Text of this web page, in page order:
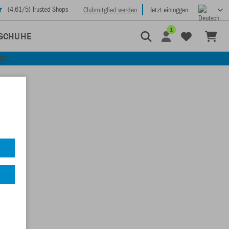
(4,61/5) Trusted Shops Clubmitglied werden Jetzt einloggen
1